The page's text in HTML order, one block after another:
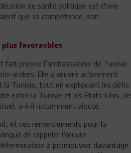
de santé politique est d'une
que sa compétence, son
plus favoravbles
preuve l’ambassadeur de Tunisie
arabes. Elle a œuvré activement
la Tunisie, tout en expliquant les défis
entre la Tunisie et les Etats-Unis, de
a-t-il notamment ajouté.
et ses remerciements pour la
de rappeler l’œuvre
à promouvoir davantage